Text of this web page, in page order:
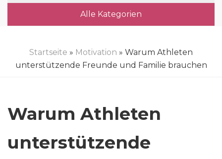
Alle Kategorien
Startseite » Motivation » Warum Athleten
unterstützende Freunde und Familie brauchen
Warum Athleten
unterstützende